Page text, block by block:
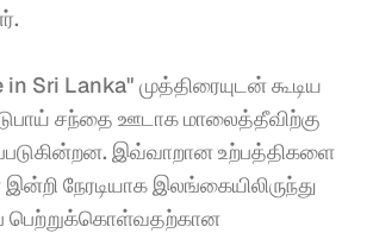
Sri Lanka" முத்திரையுடன் கூடிய
சந்தை ஊடாக மாலைத்தீவிற்கு
இவ்வாறான உற்பத்திகளை
நேரடியாக இலங்கையிலிருந்து
பெற்றுக்கொள்வதற்கான